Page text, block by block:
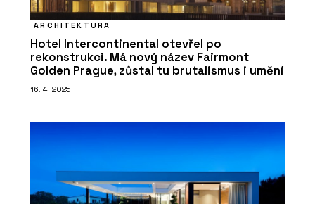
ARCHITEKTURA
Hotel Intercontinental otevřel po
rekonstrukci. Má nový název Fairmont
Golden Prague, zůstal tu brutalismus i umění
16. 4. 2025